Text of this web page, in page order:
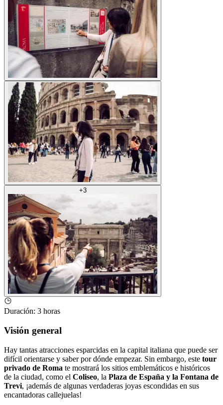
+3
Duración: 3 horas
Visión general
Hay tantas atracciones esparcidas en la capital italiana que puede ser
difícil orientarse y saber por dónde empezar. Sin embargo, este tour
privado de Roma te mostrará los sitios emblemáticos e históricos
de la ciudad, como el Coliseo, la Plaza de España y la Fontana de
Trevi, ¡además de algunas verdaderas joyas escondidas en sus
encantadoras callejuelas!